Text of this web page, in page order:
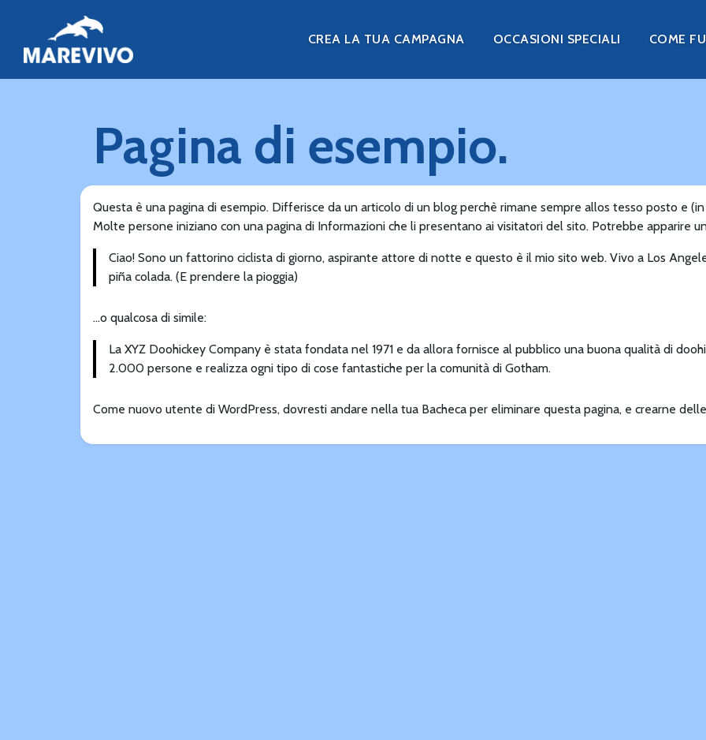
CREA LA TUA CAMPAGNA OCCASIONI SPECIALI COME
Pagina di esempio.
Questa è una pagina di esempio. Differisce da un articolo di un blog perchè rimane sempre allos tesso posto e
Molte persone iniziano con una pagina di Informazioni che li presentano ai visitatori del sito. Potrebbe apparire
Ciao! Sono un fattorino ciclista di giorno, aspirante attore di notte e questo è il mio sito web. Vivo a Los
piña colada. (E prendere la pioggia)
…o qualcosa di simile:
La XYZ Doohickey Company è stata fondata nel 1971 e da allora fornisce al pubblico una buona qualità di
2.000 persone e realizza ogni tipo di cose fantastiche per la comunità di Gotham.
Come nuovo utente di WordPress, dovresti andare nella tua Bacheca per eliminare questa pagina, e crearne